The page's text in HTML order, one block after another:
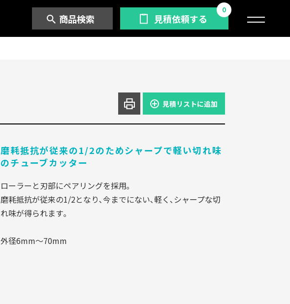
商品検索 見積依頼する
0
見積リストに追加
磨耗抵抗が従来の1/2のためシャープで軽い切れ味
のチューブカッター
ローラーと刃部にペアリングを採用｡
磨耗抵抗が従来の1/2となり､今までにない､軽く､シャープな切
れ味が得られます｡
外径6mm～70mm